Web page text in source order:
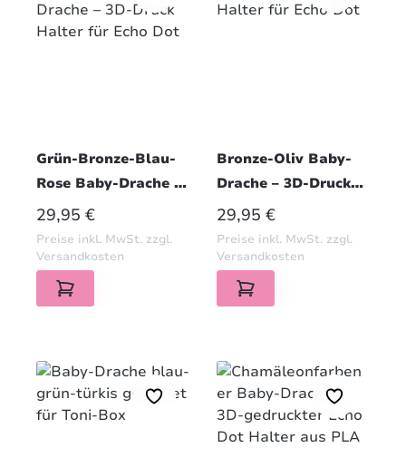
Grün-Bronze-Blau-
Rose Baby-Drache –
3D-Druck Halter für
Echo Dot
REGULÄRER PREIS:
29,95 €
Preise inkl. MwSt. zzgl.
Versandkosten
Bronze-Oliv Baby-
Drache – 3D-Druck
Halter für Echo Dot
REGULÄRER PREIS:
29,95 €
Preise inkl. MwSt. zzgl.
Versandkosten